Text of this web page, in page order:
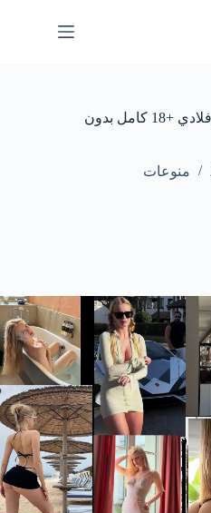
“حصريا” مقطع انطونيو سليمان وفلادي +18 كامل بدون
منوعات